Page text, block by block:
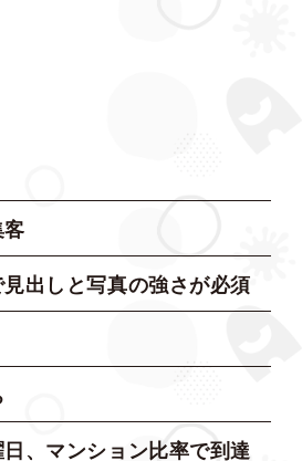
出しと写真の強さが必須
、マンション比率で到達